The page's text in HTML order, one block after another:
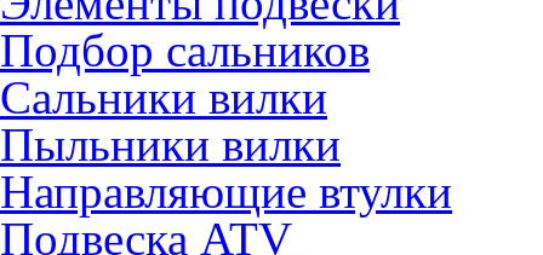
Подбор сальников
Сальники вилки
Пыльники вилки
Направляющие втулки
Подвеска ATV